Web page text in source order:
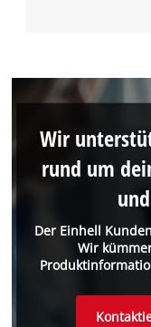
Der Einhell
Wir
Wir
rund um